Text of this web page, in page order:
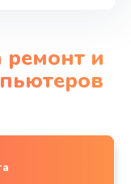
ремонт и